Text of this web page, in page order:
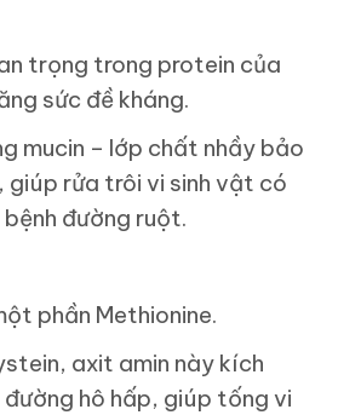
trọng trong protein của
sức đề kháng.
mucin – lớp chất nhầy bảo
giúp rửa trôi vi sinh vật có
đường ruột.
phần Methionine.
axit amin này kích
hô hấp, giúp tống vi